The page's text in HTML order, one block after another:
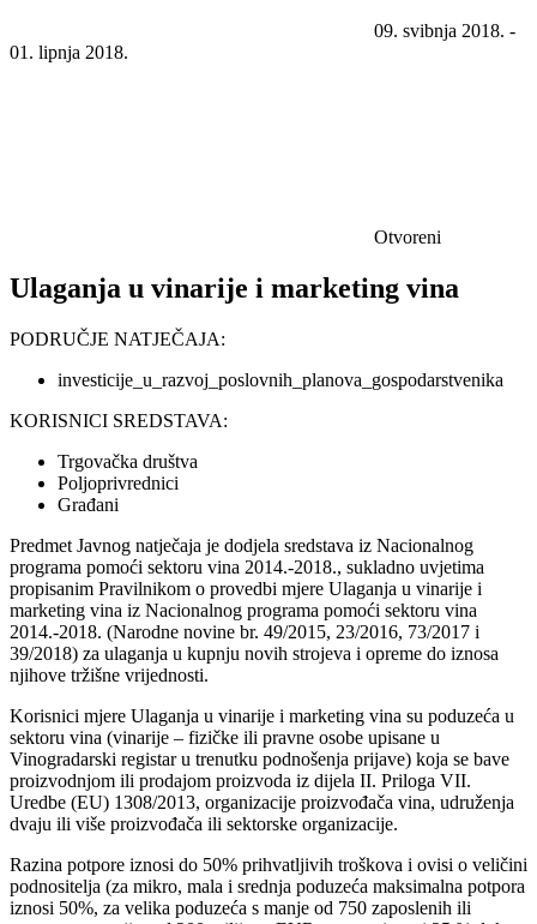
09. svibnja 2018. -
01. lipnja 2018.
Otvoreni
Ulaganja u vinarije i marketing vina
PODRUČJE NATJEČAJA:
investicije_u_razvoj_poslovnih_planova_gospodarstvenika
KORISNICI SREDSTAVA:
Trgovačka društva
Poljoprivrednici
Građani
Predmet Javnog natječaja je dodjela sredstava iz Nacionalnog
programa pomoći sektoru vina 2014.-2018., sukladno uvjetima
propisanim Pravilnikom o provedbi mjere Ulaganja u vinarije i
marketing vina iz Nacionalnog programa pomoći sektoru vina
2014.-2018. (Narodne novine br. 49/2015, 23/2016, 73/2017 i
39/2018) za ulaganja u kupnju novih strojeva i opreme do iznosa
njihove tržišne vrijednosti.
Korisnici mjere Ulaganja u vinarije i marketing vina su poduzeća u
sektoru vina (vinarije – fizičke ili pravne osobe upisane u
Vinogradarski registar u trenutku podnošenja prijave) koja se bave
proizvodnjom ili prodajom proizvoda iz dijela II. Priloga VII.
Uredbe (EU) 1308/2013, organizacije proizvođača vina, udruženja
dvaju ili više proizvođača ili sektorske organizacije.
Razina potpore iznosi do 50% prihvatljivih troškova i ovisi o veličini
podnositelja (za mikro, mala i srednja poduzeća maksimalna potpora
iznosi 50%, za velika poduzeća s manje od 750 zaposlenih ili